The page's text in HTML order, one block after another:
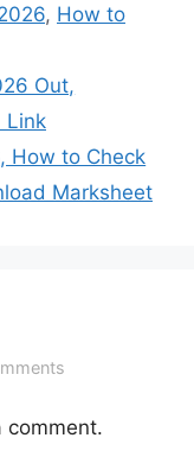
, How to
Out,
Link
How to Check
Marksheet
comment.